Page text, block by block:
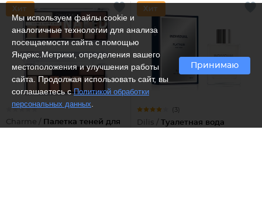
Charme / Палетка теней для
(3)
Dilis / Туалетная вода
Мы используем файлы cookie и
аналогичные технологии для анализа
посещаемости сайта с помощью
Яндекс.Метрики, определения вашего
местоположения и улучшения работы
сайта. Продолжая использовать сайт, вы
соглашаетесь сПолитикой обработки
персональных данных
Принимаю